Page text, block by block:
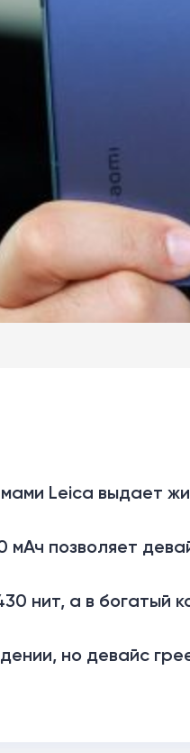
Leica выдает
позволяет
нит, а в богатый
но девайс